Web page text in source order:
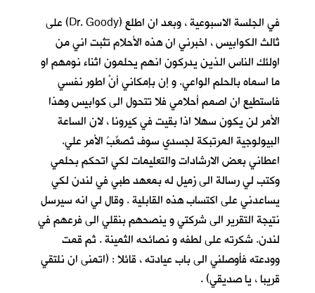
في الجلسة الاسبوعية ، وبعد ان اطلع (Dr. Goody) على
ثالث الكوابيس ، اخبرني ان هذه الأحلام تثبت اني من
اولئك الناس الذين يدركون انهم يحلمون اثناء نومهم او
ما اسماه بالحلم الواعي. و إن بإمكاني أنْ اطور نفسي
فاستطيع ان اصمم أحلامي فلا تتحول الى كوابيس وهذا
الأمر لن يكون سهلا اذا بقيت في كيرونا ، لان الساعة
البيولوجية المرتبكة لجسدي سوف تُصعِّبُ الأمر علي.
اعطاني بعض الارشادات والتعليمات لكي اتحكم بحلمي
وكتب لي رسالة الى زميل له بمعهد طبي في لندن لكي
يساعدني على اكتساب هذه القابلية . وقال لي انه سيرسل
نتيجة التقرير الى شركتي و ينصحهم بنقلي الى فرعهم في
لندن. شكرته على لطفه و نصائحه الثمينة . ثم قمت
وودعته فأوصلني الى باب عيادته ، قائلا : (اتمنى ان نلتقي
قريبا ، يا صديقي) .